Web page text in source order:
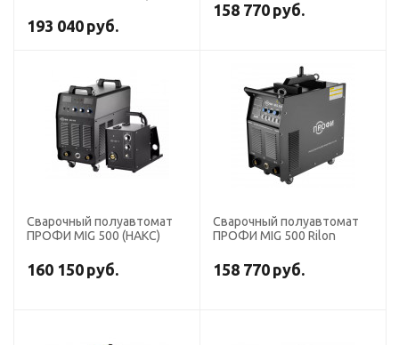
500F
193 040 руб.
158 770 руб.
Сварочный полуавтомат
ПРОФИ MIG 500 (НАКС)
160 150 руб.
Сварочный полуавтомат
ПРОФИ MIG 500 Rilon
158 770 руб.